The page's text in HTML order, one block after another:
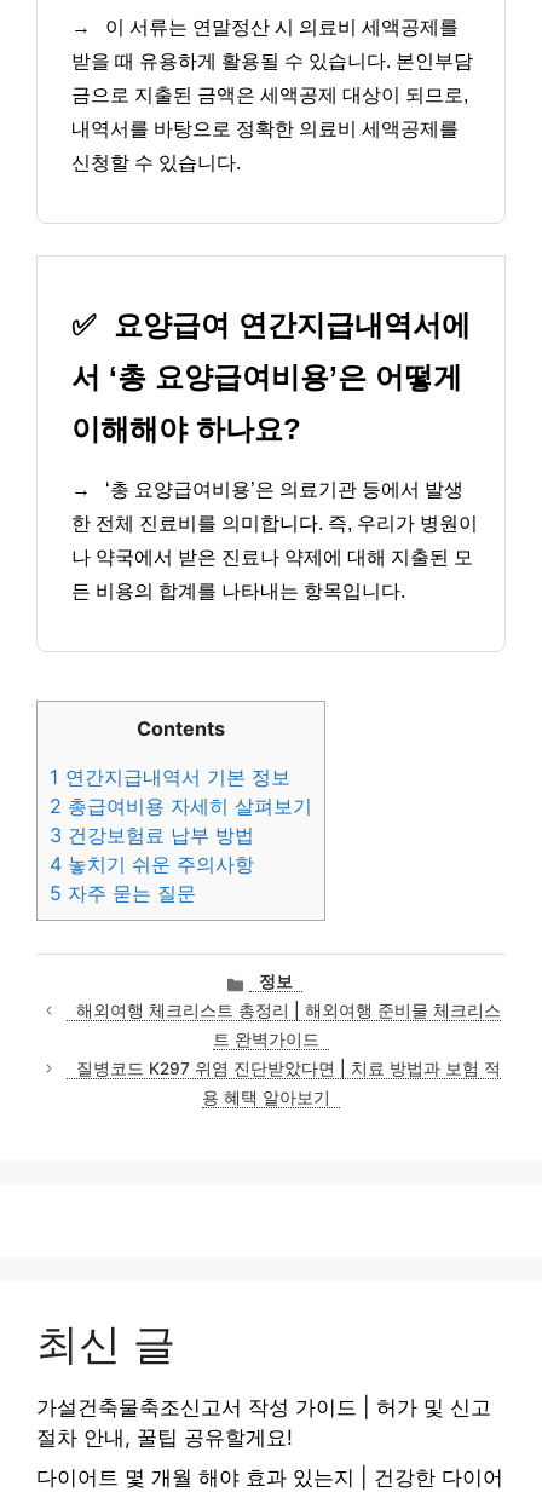
→
이 서류는 연말정산 시 의료비 세액공제를
받을 때 유용하게 활용될 수 있습니다. 본인부담
금으로 지출된 금액은 세액공제 대상이 되므로,
내역서를 바탕으로 정확한 의료비 세액공제를
신청할 수 있습니다.
✅ 요양급여 연간지급내역서에
서 ‘총 요양급여비용’은 어떻게
이해해야 하나요?
→
‘총 요양급여비용’은 의료기관 등에서 발생
한 전체 진료비를 의미합니다. 즉, 우리가 병원이
나 약국에서 받은 진료나 약제에 대해 지출된 모
든 비용의 합계를 나타내는 항목입니다.
Contents
1 연간지급내역서 기본 정보
2 총급여비용 자세히 살펴보기
3 건강보험료 납부 방법
4 놓치기 쉬운 주의사항
5 자주 묻는 질문
카
테
고
리
정보
해외여행 체크리스트 총정리 | 해외여행 준비물 체크리스
트 완벽가이드
질병코드 K297 위염 진단받았다면 | 치료 방법과 보험 적
용 혜택 알아보기
최신 글
가설건축물축조신고서 작성 가이드 | 허가 및 신고
절차 안내, 꿀팁 공유할게요!
다이어트 몇 개월 해야 효과 있는지 | 건강한 다이어